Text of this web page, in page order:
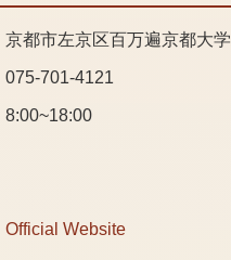
京都市左京区百万遍京都大
075-701-4121
8:00~18:00
Official Website